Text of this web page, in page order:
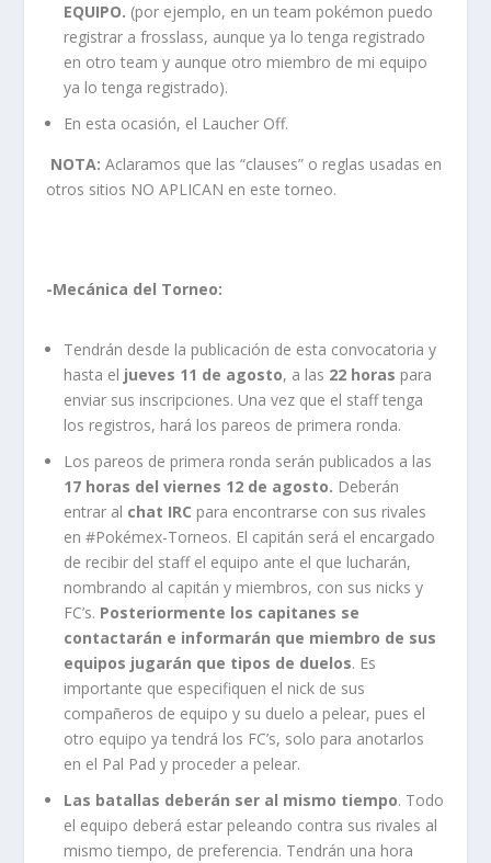
EQUIPO. (por ejemplo, en un team pokémon puedo
registrar a frosslass, aunque ya lo tenga registrado
en otro team y aunque otro miembro de mi equipo
ya lo tenga registrado).
En esta ocasión, el Laucher Off.
NOTA:Aclaramos que las “clauses” o reglas usadas en
otros sitios NO APLICAN en este torneo.
-Mecánica del Torneo:
Tendrán desde la publicación de esta convocatoria y
hasta el jueves 11 de agosto, a las 22 horas para
enviar sus inscripciones. Una vez que el staff tenga
los registros, hará los pareos de primera ronda.
Los pareos de primera ronda serán publicados a las
17 horas del viernes 12 de agosto. Deberán
entrar al chat IRC para encontrarse con sus rivales
en #Pokémex-Torneos. El capitán será el encargado
de recibir del staff el equipo ante el que lucharán,
nombrando al capitán y miembros, con sus nicks y
FC’s. Posteriormente los capitanes se
contactarán e informarán que miembro de sus
equipos jugarán que tipos de duelos. Es
importante que especifiquen el nick de sus
compañeros de equipo y su duelo a pelear, pues el
otro equipo ya tendrá los FC’s, solo para anotarlos
en el Pal Pad y proceder a pelear.
Las batallas deberán ser al mismo tiempo. Todo
el equipo deberá estar peleando contra sus rivales al
mismo tiempo, de preferencia. Tendrán una hora